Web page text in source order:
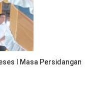
I Masa Persidangan